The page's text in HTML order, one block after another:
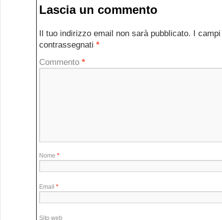
Lascia un commento
Il tuo indirizzo email non sarà pubblicato. I
contrassegnati *
Commento *
Nome *
Email *
Sito web